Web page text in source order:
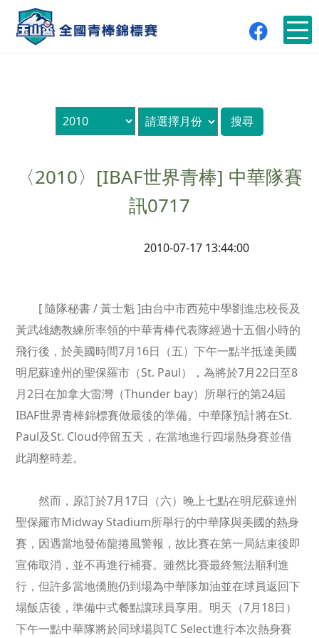
〈2010〉[IBAF世界青棒] 中華隊賽
訊0717
2010-07-17 13:44:00
[ 隨隊秘書 / 黃士魁 ]由台中市西苑中學劉進忠校長及
黃武雄總教練所率領的中華青棒代表隊經過十五個小時的
飛行後，於美國時間7月16日（五）下午一點半抵達美國
明尼蘇達州的聖保羅市（St. Paul），為將於7月22日至8
月2日在加拿大雷灣（Thunder bay）所舉行的第24屆
IBAF世界青棒錦標賽做最後的準備。中華隊預計將在St.
Paul及St. Cloud停留五天，在當地進行四場熱身賽並借
此調整時差。
然而，原訂於7月17日（六）晚上七點在明尼蘇達州
聖保羅市Midway Stadium所舉行的中華隊與美國的熱身
賽，因遇當地發佈龍捲風警報，故比賽在第一局結束後即
宣佈取消，並不再進行補賽。雖然比賽最終無法順利進
行，但許多當地僑胞仍到場為中華隊加油並在球員返回下
塌飯店後，準備中式餐點讓球員享用。明天（7月18日）
下午一點中華隊將於同球場與TC Select進行本次熱身賽